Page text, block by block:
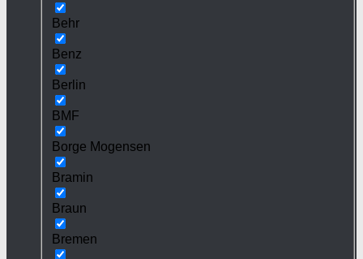
Behr
Benz
Berlin
BMF
Borge Mogensen
Bramin
Braun
Bremen